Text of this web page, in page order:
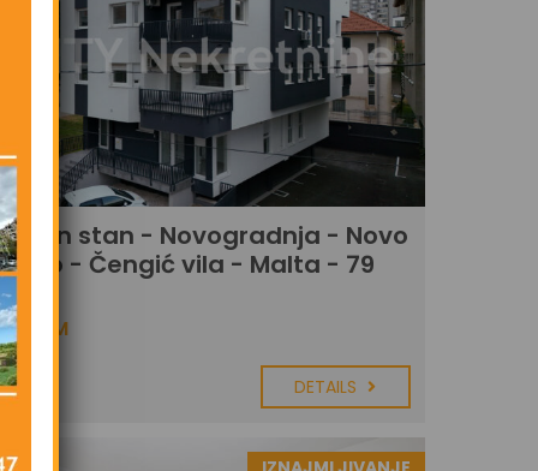
stan - Novogradnja - Novo
- Čengić vila - Malta - 79
KM
ago DETAILS